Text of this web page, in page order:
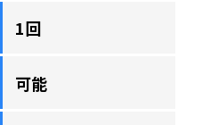
1回
可能